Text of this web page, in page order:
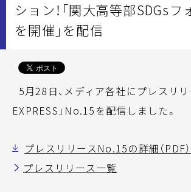
ション！「関大高等部SDGsフ
を開催」を配信
5月28日、メディア各社にプレスリリ
EXPRESS」No.15を配信しました。
プレスリリースNo.15の詳細（PDF）
プレスリリース一覧